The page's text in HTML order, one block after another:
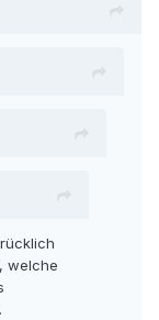
welche